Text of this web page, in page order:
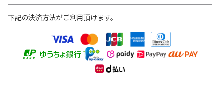
下記の決済方法がご利用頂けます。